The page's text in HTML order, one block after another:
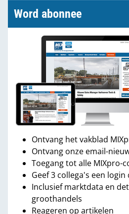
Word abonnee
Ontvang het vakblad
Ontvang onze email-
Toegang tot alle MIXpro-
Geef 3 collega's een login
Inclusief marktdata en
groothandels
Reageren op artikelen